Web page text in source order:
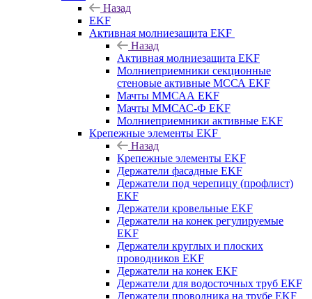
Назад
EKF
Активная молниезащита EKF
Назад
Активная молниезащита EKF
Молниеприемники секционные
стеновые активные МССА EKF
Мачты ММСАА EKF
Мачты ММСАС-Ф EKF
Молниеприемники активные EKF
Крепежные элементы EKF
Назад
Крепежные элементы EKF
Держатели фасадные EKF
Держатели под черепицу (профлист)
EKF
Держатели кровельные EKF
Держатели на конек регулируемые
EKF
Держатели круглых и плоских
проводников EKF
Держатели на конек EKF
Держатели для водосточных труб EKF
Держатели проводника на трубе EKF